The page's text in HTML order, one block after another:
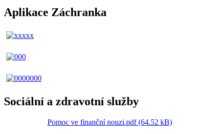
Aplikace Záchranka
Sociální a zdravotní služby
Pomoc ve finanční nouzi.pdf (64.52 kB)